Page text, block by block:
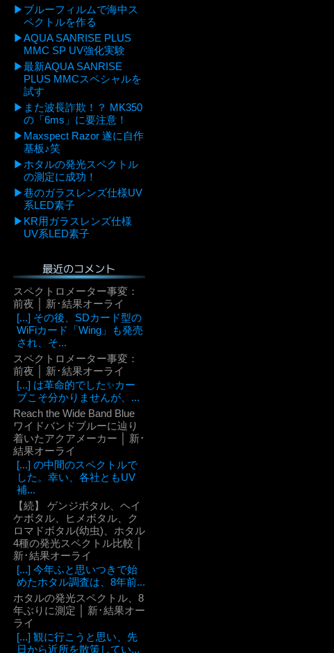
ブルーフィルムで海中ス
ペクトルを作る
AQUA SANRISE PLUS
MMC SP UV強化実験
最新AQUA SANRISE
PLUS MMCスペシャルを
試す
また波長詐欺！？ MK350
の「6ms」に要注意！
Maxspect Razor 遂に自作
基板♪笑
ホタルの発光スペクトル
の測定に成功！
巷のガラスレンズ仕様UV
系LED素子
KR用ガラスレンズ仕様
UV系LED素子
最近のコメント
スペクトロメーター事変：
前夜 │ 新･結果オーライ
[...] その後、SDカード型の
WiFiカード「Wing」も発売
され、そ...
スペクトロメーター事変：
前夜 │ 新･結果オーライ
[...] は革命的でした✨カー
ブこそ分かりませんが、...
Reach the Wide Band Blue
ワイドバンドブルーに辿り
着いたアクアメーカー │ 新･
結果オーライ
[...] の中間のスペクトルで
した。幸い、各社ともUV
補...
【続】 ゲンジボタル、ヘイ
ケボタル、ヒメボタル、ク
ロマドボタル(幼虫)、ホタル
4種の発光スペクトル比較 │
新･結果オーライ
[...] 今年ふと思いつきで始
めたホタル調査は、8年前...
ホタルの発光スペクトル、8
年ぶりに測定 │ 新･結果オー
ライ
[...] 観に行こうと思い、先
日から近所を散策してい...